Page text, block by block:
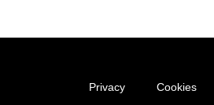
Privacy Cookies